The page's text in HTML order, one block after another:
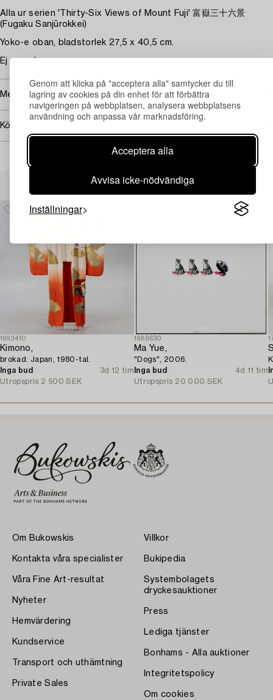
Genom att klicka på "acceptera alla" samtycker du till
lagring av cookies på din enhet för att förbättra
navigeringen på webbplatsen, analysera webbplatsens
användning och anpassa vår marknadsföring.
Acceptera alla
Avvisa icke-nödvändiga
Inställningar
Alla ur serien 'Thirty-Six Views of Mount Fuji' 富嶽三十六景
(Fugaku Sanjūrokkei)
Yoko-e oban, bladstorlek 27,5 x 40,5 cm.
Ej ramade.
Mer om Katsushika Hokusai
Köpinformation
Andra har även tittat på
1693410
Kimono,
brokad. Japan, 1980-tal.
Inga bud
3d 12 tim
Utropspris 2 500 SEK
1688630
Ma Yue,
"Dogs", 2006.
Inga bud
4d 11 tim
Utropspris 20 000 SEK
Om Bukowskis
Kontakta våra specialister
Våra Fine Art-resultat
Nyheter
Hemvärdering
Kundservice
Transport och uthämtning
Private Sales
Villkor
Bukipedia
Systembolagets
dryckesauktioner
Press
Lediga tjänster
Bonhams - Alla auktioner
Integritetspolicy
Om cookies